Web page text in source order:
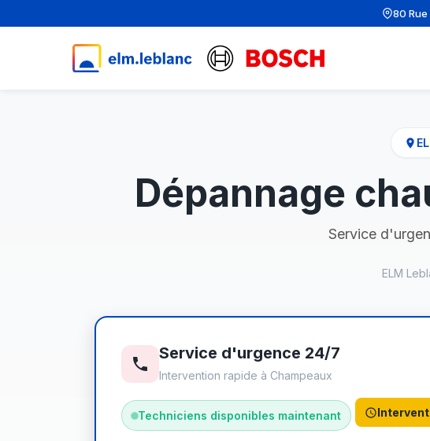
80 Rue
Dépannage
Service
ELM
Service d'urgence 24/7
Intervention rapide à Champeaux
Techniciens disponibles maintenant